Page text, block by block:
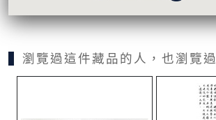
瀏覽過這件藏品的人，也瀏覽過